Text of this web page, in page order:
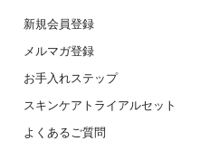
新規会員登録
メルマガ登録
お手入れステップ
スキンケアトライアルセット
よくあるご質問